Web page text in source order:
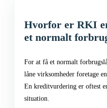
Hvorfor er RKI
et normalt
For at få et normalt
låne virksomheder foretage
En kreditvurdering er oftest
situation.